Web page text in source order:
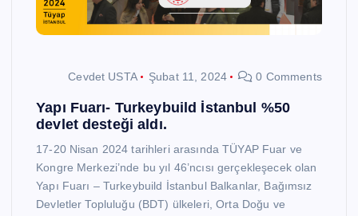
Cevdet USTA Şubat 11, 2024 0 Comments
Yapı Fuarı- Turkeybuild İstanbul %50
devlet desteği aldı.
17-20 Nisan 2024 tarihleri arasında TÜYAP Fuar ve
Kongre Merkezi’nde bu yıl 46’ncısı gerçekleşecek olan
Yapı Fuarı – Turkeybuild İstanbul Balkanlar, Bağımsız
Devletler Topluluğu (BDT) ülkeleri, Orta Doğu ve